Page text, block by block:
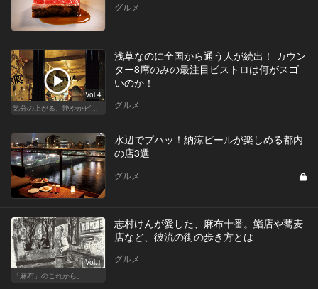
グルメ
Vol.4
浅草なのに全国から通う人が続出！ カウン
ター8席のみの最注目ビストロは何がスゴ
いのか！
グルメ
水辺でプハッ！納涼ビールが楽しめる都内
の店3選
グルメ
Vol.1
「麻布」のこれから。
志村けんが愛した、麻布十番。鮨店や蕎麦
店など、彼流の街の歩き方とは
グルメ